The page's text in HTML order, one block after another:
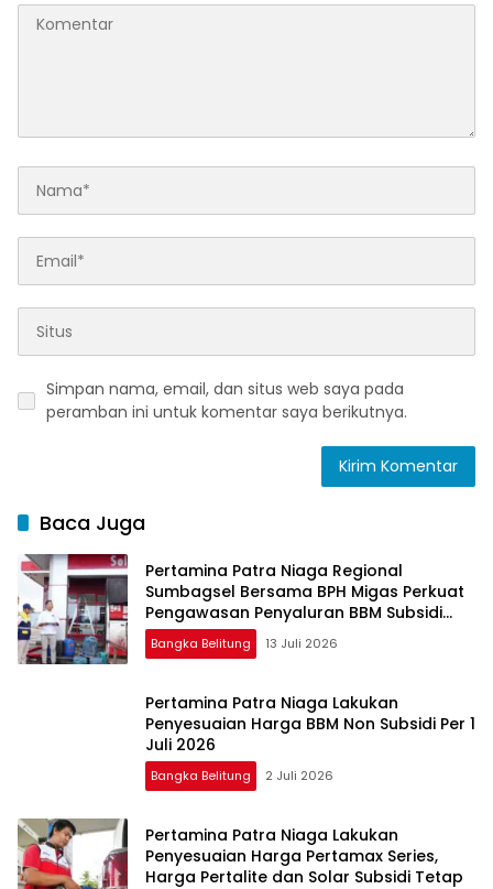
Simpan nama, email, dan situs web saya pada
peramban ini untuk komentar saya berikutnya.
Baca Juga
Pertamina Patra Niaga Regional
Sumbagsel Bersama BPH Migas Perkuat
Pengawasan Penyaluran BBM Subsidi
bagi Nelayan melalui Aplikasi XSTAR
Bangka Belitung 13 Juli 2026
Pertamina Patra Niaga Lakukan
Penyesuaian Harga BBM Non Subsidi Per 1
Juli 2026
Bangka Belitung 2 Juli 2026
Pertamina Patra Niaga Lakukan
Penyesuaian Harga Pertamax Series,
Harga Pertalite dan Solar Subsidi Tetap